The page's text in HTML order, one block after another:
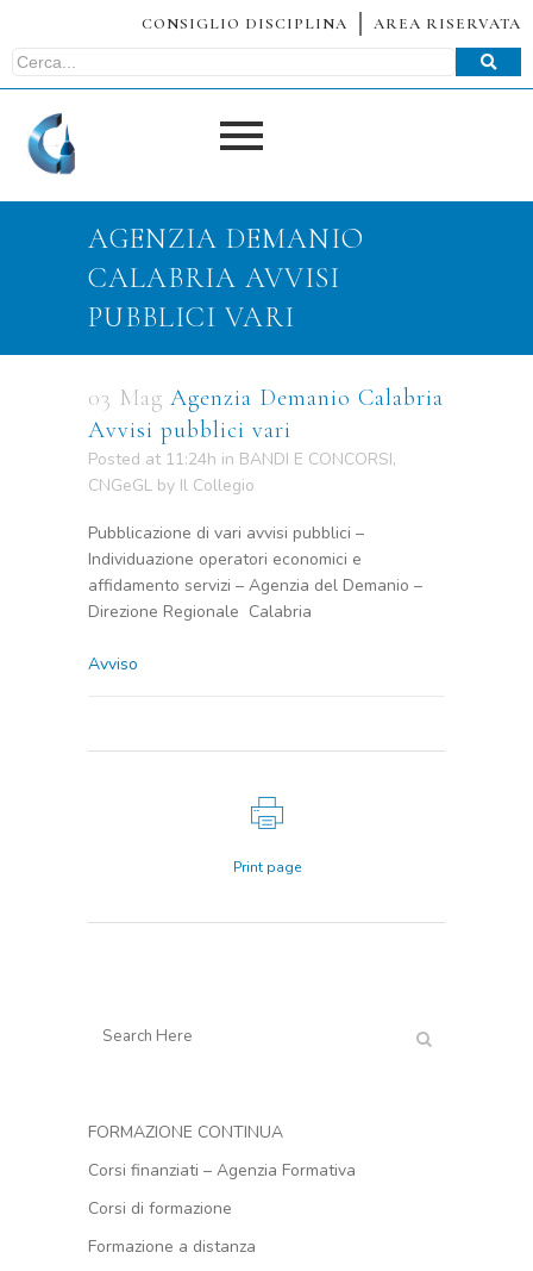
CONSIGLIO DISCIPLINA AREA RISERVATA
AGENZIA DEMANIO
CALABRIA AVVISI
PUBBLICI VARI
03 Mag Agenzia Demanio Calabria
Avvisi pubblici vari
Posted at 11:24h in BANDI E CONCORSI,
CNGeGL by Il Collegio
Pubblicazione di vari avvisi pubblici –
Individuazione operatori economici e
affidamento servizi – Agenzia del Demanio –
Direzione Regionale Calabria
Avviso
Print page
FORMAZIONE CONTINUA
Corsi finanziati – Agenzia Formativa
Corsi di formazione
Formazione a distanza